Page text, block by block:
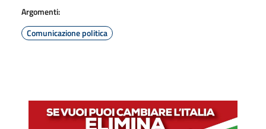
Argomenti:
Comunicazione politica